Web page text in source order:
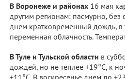
В Воронеже и районах 16 мая
другим регионам: пасмурно, без
днем кратковременный дождь, в
переменная облачность.
В Туле и Тульской области в
дождей, но не теплее +19°С, к
+11°С. В воскресенье днем до